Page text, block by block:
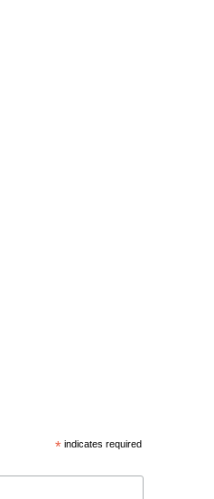
* indicates required